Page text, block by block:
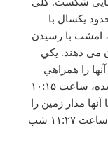
یکسال با
امشب با رسیدن
می دهند. يكي
را همراهي
مي‌كند. بر اساس برنامه ریزی های انجام شده، ساعت ۱۰:۱۵
مدار زمین را
ترک می کند و وارد جو زمین می شود و در ساعت ۱۱:۲۷ شب